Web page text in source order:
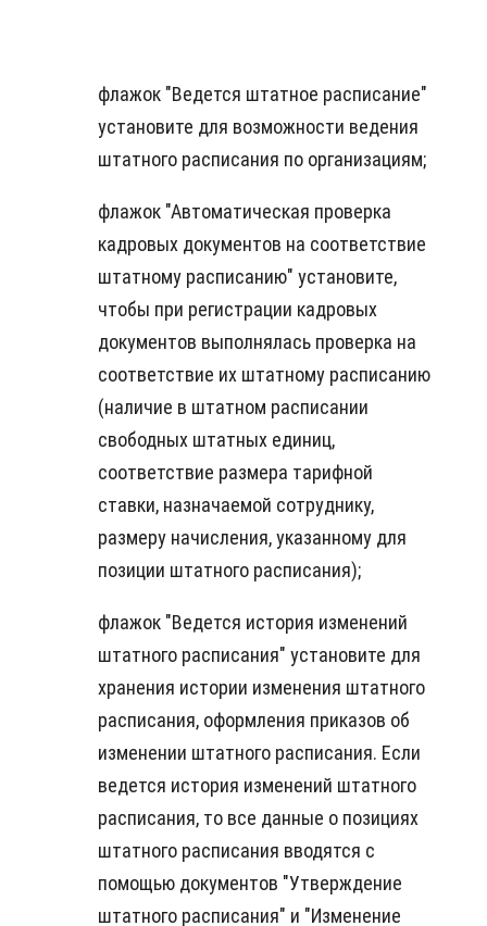
флажок "Ведется штатное расписание"
установите для возможности ведения
штатного расписания по организациям;
флажок "Автоматическая проверка
кадровых документов на соответствие
штатному расписанию" установите,
чтобы при регистрации кадровых
документов выполнялась проверка на
соответствие их штатному расписанию
(наличие в штатном расписании
свободных штатных единиц,
соответствие размера тарифной
ставки, назначаемой сотруднику,
размеру начисления, указанному для
позиции штатного расписания);
флажок "Ведется история изменений
штатного расписания" установите для
хранения истории изменения штатного
расписания, оформления приказов об
изменении штатного расписания. Если
ведется история изменений штатного
расписания, то все данные о позициях
штатного расписания вводятся с
помощью документов "Утверждение
штатного расписания" и "Изменение